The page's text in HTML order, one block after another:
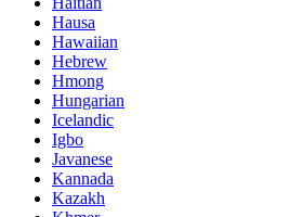
Hausa
Hawaiian
Hebrew
Hmong
Hungarian
Icelandic
Igbo
Javanese
Kannada
Kazakh